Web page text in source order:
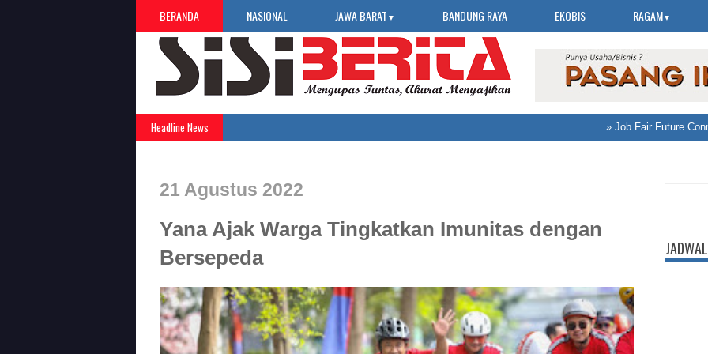
BERANDA NASIONAL JAWA BARAT ▼ BANDUNG RAYA EKOBIS RAGAM▼
Headline News Job Fair Future
21 Agustus 2022
Yana Ajak Warga Tingkatkan Imunitas dengan
Bersepeda